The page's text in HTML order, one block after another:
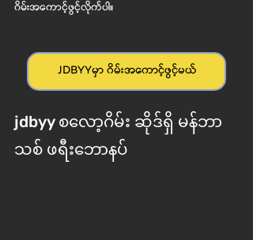
ဂိမ်းအကောင့်ဖွင့်လိုက်ပါ။
JDBYYမှာ ဂိမ်းအကောင့်ဖွင့်မယ်
jdbyy စလော့ဂိမ်း ဆိုဒ်ရှိ မန်ဘာ
သစ် ဖရီးဘောနပ်